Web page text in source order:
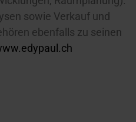
sowie Verkauf und
ebenfalls zu seinen